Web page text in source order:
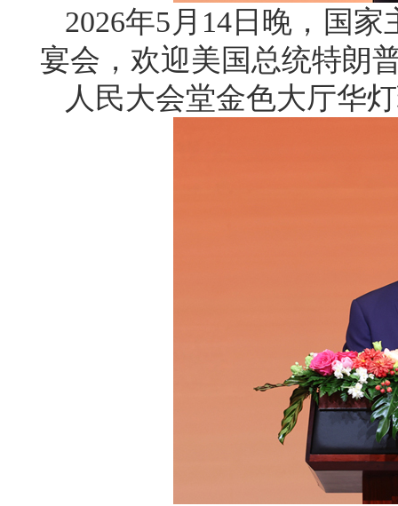
2026年5月14日晚，国
宴会，欢迎美国总统特朗
人民大会堂金色大厅华